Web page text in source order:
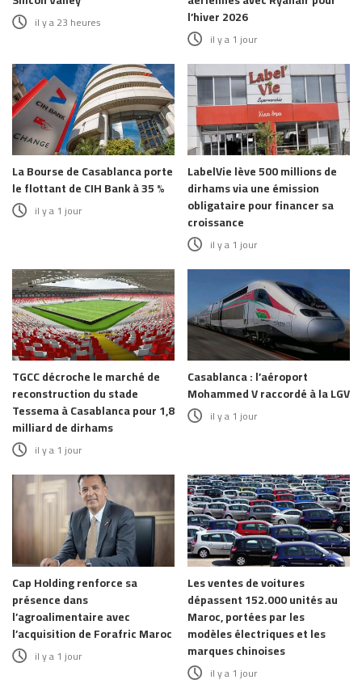
il y a 23 heures
l’hiver 2026
il y a 1 jour
La Bourse de Casablanca porte
le flottant de CIH Bank à 35 %
il y a 1 jour
LabelVie lève 500 millions de
dirhams via une émission
obligataire pour financer sa
croissance
il y a 1 jour
TGCC décroche le marché de
reconstruction du stade
Tessema à Casablanca pour 1,8
milliard de dirhams
il y a 1 jour
Casablanca : l’aéroport
Mohammed V raccordé à la LGV
il y a 1 jour
Cap Holding renforce sa
présence dans
l’agroalimentaire avec
l’acquisition de Forafric Maroc
il y a 1 jour
Les ventes de voitures
dépassent 152.000 unités au
Maroc, portées par les
modèles électriques et les
marques chinoises
il y a 1 jour